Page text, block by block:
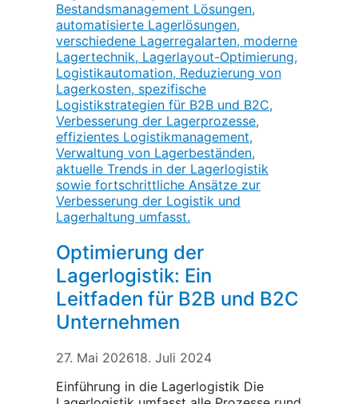
Optimierung der
Lagerlogistik: Ein
Leitfaden für B2B und B2C
Unternehmen
27. Mai 202618. Juli 2024
Einführung in die Lagerlogistik Die